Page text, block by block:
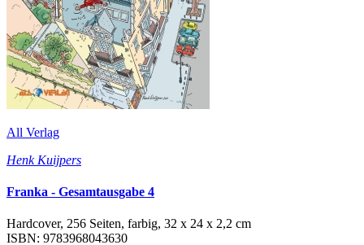
All Verlag
Henk Kuijpers
Franka - Gesamtausgabe 4
Hardcover, 256 Seiten, farbig, 32 x 24 x 2,2 cm
ISBN: 9783968043630